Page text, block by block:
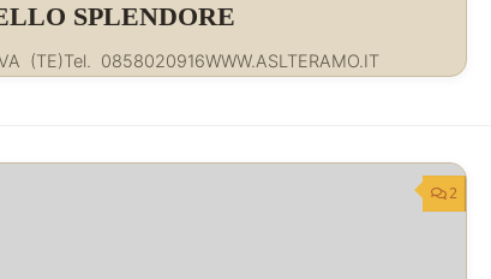
SPLENDORE
(TE)Tel. 0858020916WWW.ASLTERAMO.IT
2